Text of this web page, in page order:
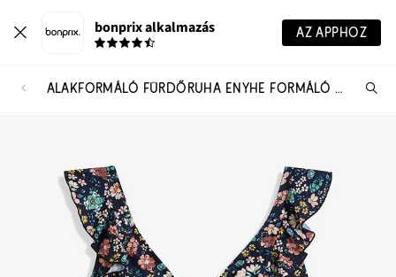
bonprix alkalmazás AZ APPHOZ
ALAKFORMÁLÓ FÜRDŐRUHA ENYHE FORMÁLÓ HATÁSSAL, FODROKKAL